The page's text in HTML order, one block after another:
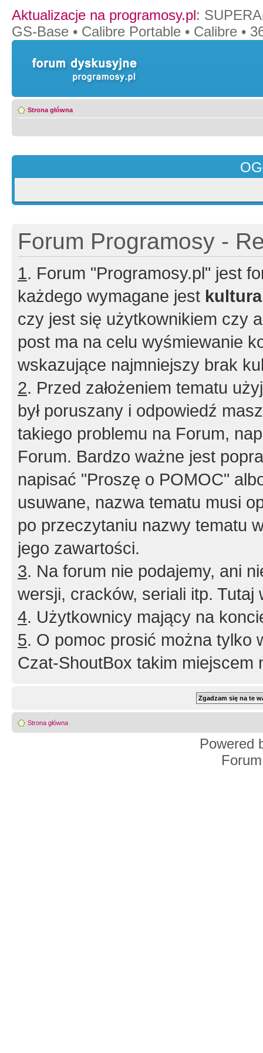
Aktualizacje na programosy.pl:
GS-Base • Calibre Portable • Calibre •
Strona główna
Forum Programosy -
1. Forum "Programosy.pl" jest
każdego wymagane jest
czy jest się użytkownikiem czy
post ma na celu wyśmiewanie
wskazujące najmniejszy brak
2. Przed założeniem tematu
był poruszany i odpowiedź
takiego problemu na Forum,
Forum. Bardzo ważne jest
napisać "Proszę o POMOC"
usuwane, nazwa tematu musi
po przeczytaniu nazwy tematu
jego zawartości.
3. Na forum nie podajemy, ani
wersji, cracków, seriali itp. Tutaj
4. Użytkownicy mający na
5. O pomoc prosić można tylko
Czat-ShoutBox takim miejscem
Strona główna
Powered